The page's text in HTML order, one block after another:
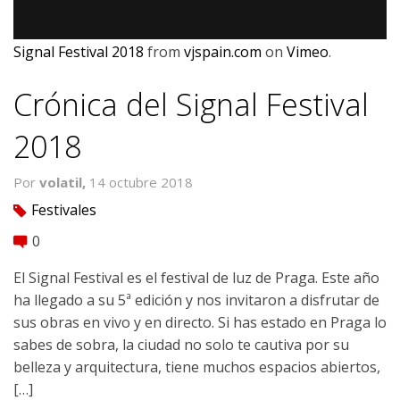
Signal Festival 2018 from vjspain.com on Vimeo.
Crónica del Signal Festival
2018
Por volatil, 14 octubre 2018
tag Festivales
comment 0
El Signal Festival es el festival de luz de Praga. Este año
ha llegado a su 5ª edición y nos invitaron a disfrutar de
sus obras en vivo y en directo. Si has estado en Praga lo
sabes de sobra, la ciudad no solo te cautiva por su
belleza y arquitectura, tiene muchos espacios abiertos,
[…]